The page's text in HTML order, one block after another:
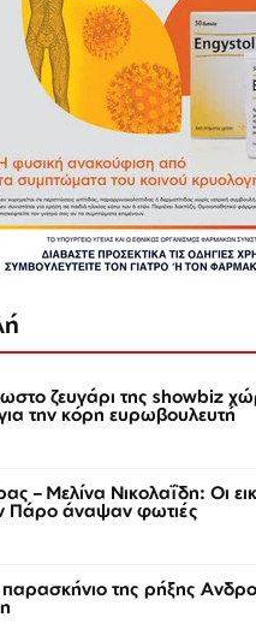
ζευγάρι της showbiz
την κόρη ευρωβουλευτή
– Μελίνα Νικολαΐδη: Οι
Πάρο άναψαν φωτιές
της ρήξης